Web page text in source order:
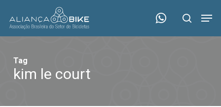
main
search
Tag
kim le court